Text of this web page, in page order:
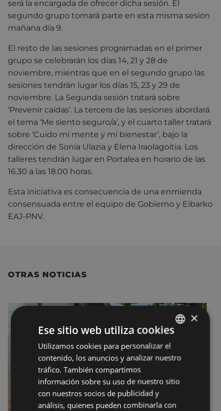
será la encargada de ofrecer dicha sesión. El
segundo grupo tomará parte en esta misma sesión
mañana día 9.
El resto de las sesiones programadas en el primer
grupo se celebrarán los días 14, 21 y 28 de
noviembre, mientras que en el segundo grupo las
sesiones tendrán lugar los días 15, 23 y 29 de
noviembre. La Segunda sesión tratará sobre
‘Prevenir caídas’. La tercera de las sesiones abordará
el tema ‘Me siento seguro/a’, y el cuarto taller tratará
sobre ‘Cuido mi mente y mi bienestar’, bajo la
dirección de Sonia Ulazia y Elena Iraolagoitia. Los
talleres tendrán lugar en Portalea en horario de las
16.30 a las 18.00 horas.
Esta iniciativa es consecuencia de una enmienda
consensuada entre el equipo de Gobierno y Eibarko
EAJ-PNV.
OTRAS NOTICIAS
BASQUE
SPANISH
×
Ese sitio web utiliza cookies
Utilizamos cookies para personalizar el
contenido, los anuncios y analizar nuestro
tráfico. También compartimos
información sobre su uso de nuestro sitio
con nuestros socios de publicidad y
análisis, quienes pueden combinarla con